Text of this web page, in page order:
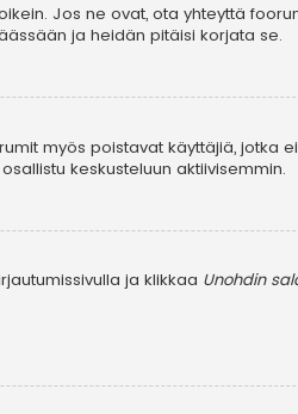
Jos ne ovat, ota yhteyttä
ja heidän pitäisi korjata se.
myös poistavat käyttäjiä, jotka
keskusteluun aktiivisemmin.
ja klikkaa Unohdin